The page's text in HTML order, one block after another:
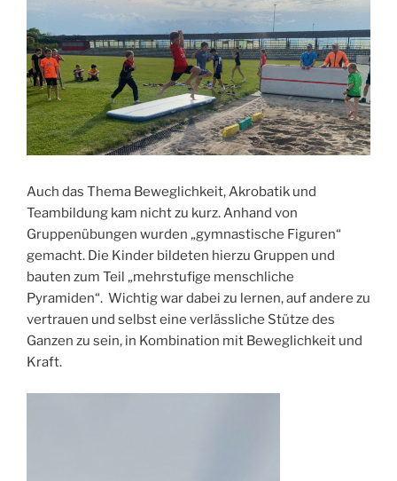
Auch das Thema Beweglichkeit, Akrobatik und
Teambildung kam nicht zu kurz. Anhand von
Gruppenübungen wurden „gymnastische Figuren“
gemacht. Die Kinder bildeten hierzu Gruppen und
bauten zum Teil „mehrstufige menschliche
Pyramiden“. Wichtig war dabei zu lernen, auf andere zu
vertrauen und selbst eine verlässliche Stütze des
Ganzen zu sein, in Kombination mit Beweglichkeit und
Kraft.